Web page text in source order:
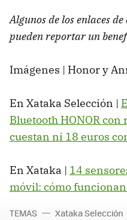
Algunos de los enlaces
pueden reportar un
Imágenes | Honor y
En Xataka Selección |
Bluetooth HONOR
cuestan ni 18 euros
En Xataka | 14
móvil: cómo
TEMAS Xataka Selección